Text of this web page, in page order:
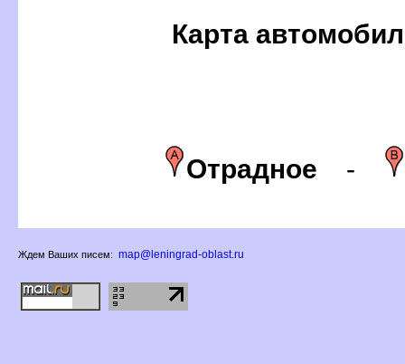
Карта
Отрадное -
Ждем Ваших писем: map@leningrad-oblast.ru